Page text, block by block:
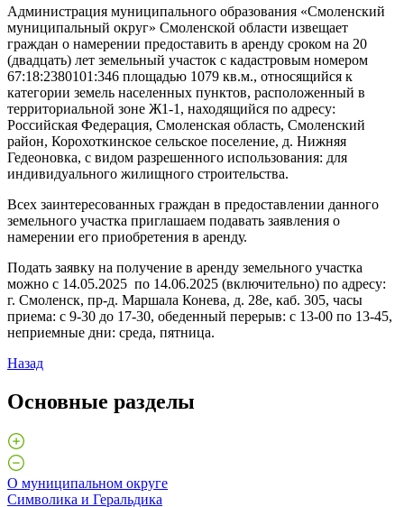
Администрация муниципального образования «Смоленский
муниципальный округ» Смоленской области извещает
граждан о намерении предоставить в аренду сроком на 20
(двадцать) лет земельный участок с кадастровым номером
67:18:2380101:346 площадью 1079 кв.м., относящийся к
категории земель населенных пунктов, расположенный в
территориальной зоне Ж1-1, находящийся по адресу:
Российская Федерация, Смоленская область, Смоленский
район, Корохоткинское сельское поселение, д. Нижняя
Гедеоновка, с видом разрешенного использования: для
индивидуального жилищного строительства.
Всех заинтересованных граждан в предоставлении данного
земельного участка приглашаем подавать заявления о
намерении его приобретения в аренду.
Подать заявку на получение в аренду земельного участка
можно с 14.05.2025 по 14.06.2025 (включительно) по адресу:
г. Смоленск, пр-д. Маршала Конева, д. 28е, каб. 305, часы
приема: с 9-30 до 17-30, обеденный перерыв: с 13-00 по 13-45,
неприемные дни: среда, пятница.
Назад
Основные разделы
О муниципальном округе
Символика и Геральдика